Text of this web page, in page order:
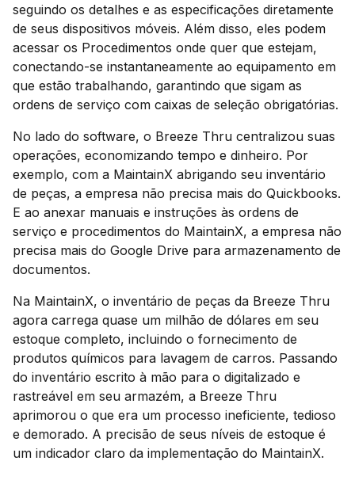
seguindo os detalhes e as especificações diretamente
de seus dispositivos móveis. Além disso, eles podem
acessar os Procedimentos onde quer que estejam,
conectando-se instantaneamente ao equipamento em
que estão trabalhando, garantindo que sigam as
ordens de serviço com caixas de seleção obrigatórias.
No lado do software, o Breeze Thru centralizou suas
operações, economizando tempo e dinheiro. Por
exemplo, com a MaintainX abrigando seu inventário
de peças, a empresa não precisa mais do Quickbooks.
E ao anexar manuais e instruções às ordens de
serviço e procedimentos do MaintainX, a empresa não
precisa mais do Google Drive para armazenamento de
documentos.
Na MaintainX, o inventário de peças da Breeze Thru
agora carrega quase um milhão de dólares em seu
estoque completo, incluindo o fornecimento de
produtos químicos para lavagem de carros. Passando
do inventário escrito à mão para o digitalizado e
rastreável em seu armazém, a Breeze Thru
aprimorou o que era um processo ineficiente, tedioso
e demorado. A precisão de seus níveis de estoque é
um indicador claro da implementação do MaintainX.